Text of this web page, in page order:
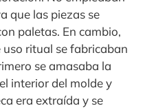
que las piezas se
paletas. En cambio,
ritual se fabricaban
se amasaba la
interior del molde y
era extraída y se